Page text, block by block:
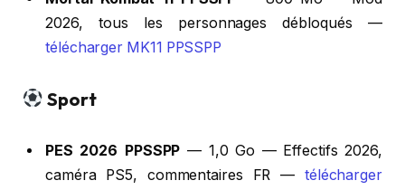
2026, tous les personnages débloqués —
télécharger MK11 PPSSPP
Sport
PES 2026 PPSSPP — 1,0 Go — Effectifs 2026,
caméra PS5, commentaires FR — télécharger